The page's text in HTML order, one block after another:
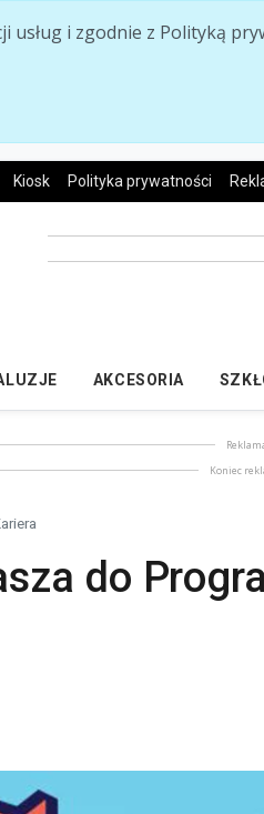
usług i zgodnie z Polityką
Kiosk Polityka prywatności
AKCESORIA
Koniec
do